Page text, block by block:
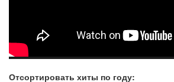
Отсортировать хиты по году: